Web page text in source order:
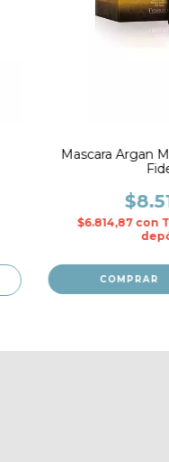
Mascara Argan
$6.814,87 con